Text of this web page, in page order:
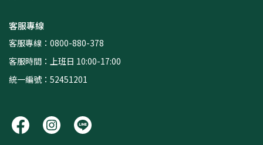
客服專線
客服專線：0800-880-378
客服時間：上班日 10:00-17:00
統一編號：52451201